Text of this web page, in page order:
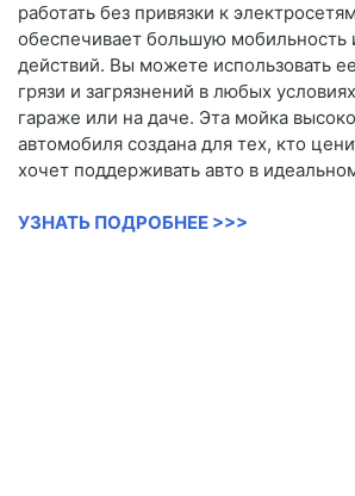
работать без привязки к
обеспечивает большую мобильность
действий. Вы можете использовать
грязи и загрязнений в любых
гараже или на даче. Эта мойка
автомобиля создана для тех, кто
хочет поддерживать авто в
УЗНАТЬ ПОДРОБНЕЕ >>>